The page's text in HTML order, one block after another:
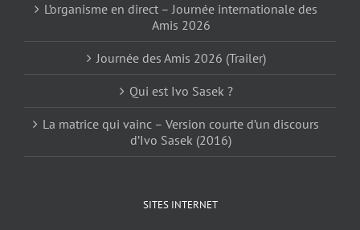
L’organisme en direct – Journée internationale des
Amis 2026
Journée des Amis 2026 (Trailer)
Qui est Ivo Sasek ?
La matrice qui vainc – Version courte d’un discours
d’Ivo Sasek (2016)
SITES INTERNET